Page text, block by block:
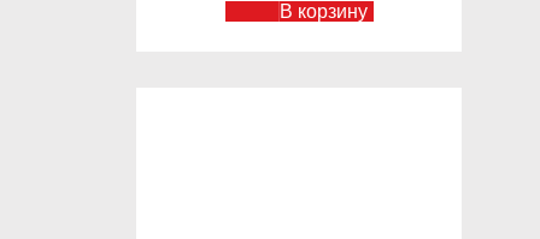
В корзину